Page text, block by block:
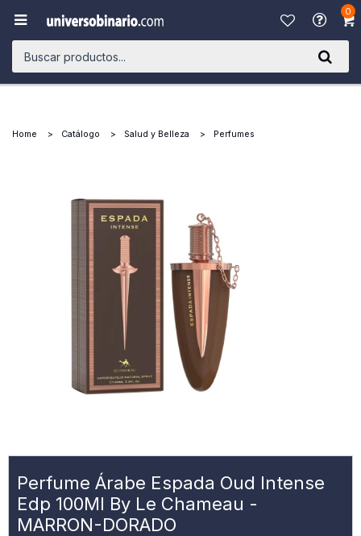
0

Home Catálogo Salud y Belleza Perfumes
Perfume Árabe Espada Oud Intense
Edp 100Ml By Le Chameau -
MARRON-DORADO